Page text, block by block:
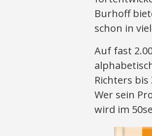
Burhoff
schon in
Auf fast
Richters
Wer sein
wird im